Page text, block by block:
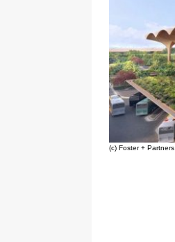
(c) Foster + Partners